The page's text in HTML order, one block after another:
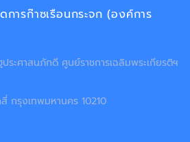
ารก๊าซเรือนกระจก (องค์การ
ระศาสนภักดี ศูนย์ราชการเฉลิมพระเกียรติฯ
กรุงเทพมหานคร 10210